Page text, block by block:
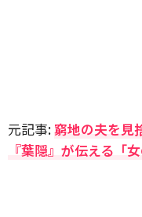
元記事:窮地の夫を見
『葉隠』が伝える「